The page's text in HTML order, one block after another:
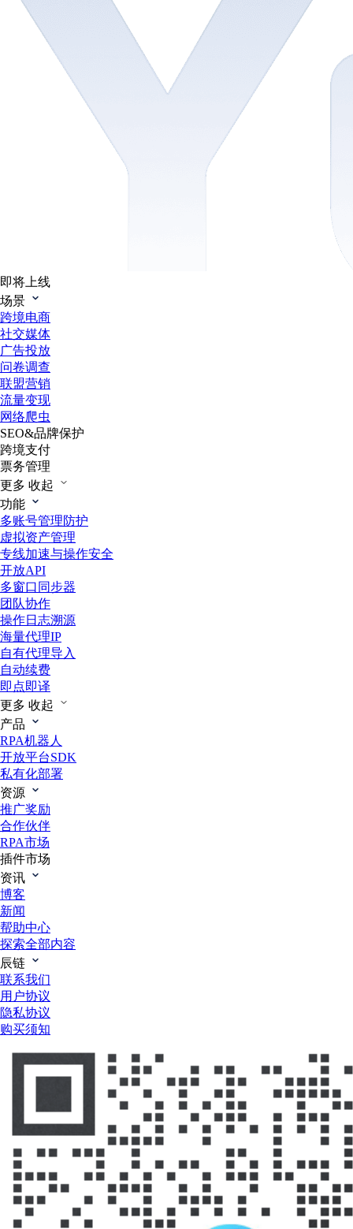
即将上线
场景
跨境电商
社交媒体
广告投放
问卷调查
联盟营销
流量变现
网络爬虫
SEO&品牌保护
跨境支付
票务管理
更多 收起
功能
多账号管理防护
虚拟资产管理
专线加速与操作安全
开放API
多窗口同步器
团队协作
操作日志溯源
海量代理IP
自有代理导入
自动续费
即点即译
更多 收起
产品
RPA机器人
开放平台SDK
私有化部署
资源
推广奖励
合作伙伴
RPA市场
插件市场
资讯
博客
新闻
帮助中心
探索全部内容
辰链
联系我们
用户协议
隐私协议
购买须知